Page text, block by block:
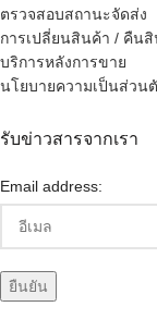
ตรวจสอบสถานะจัดส่ง
การเปลี่ยนสินค้า / คืน
บริการหลังการขาย
นโยบายความเป็นส่วน
รับข่าวสารจากเรา
Email address: